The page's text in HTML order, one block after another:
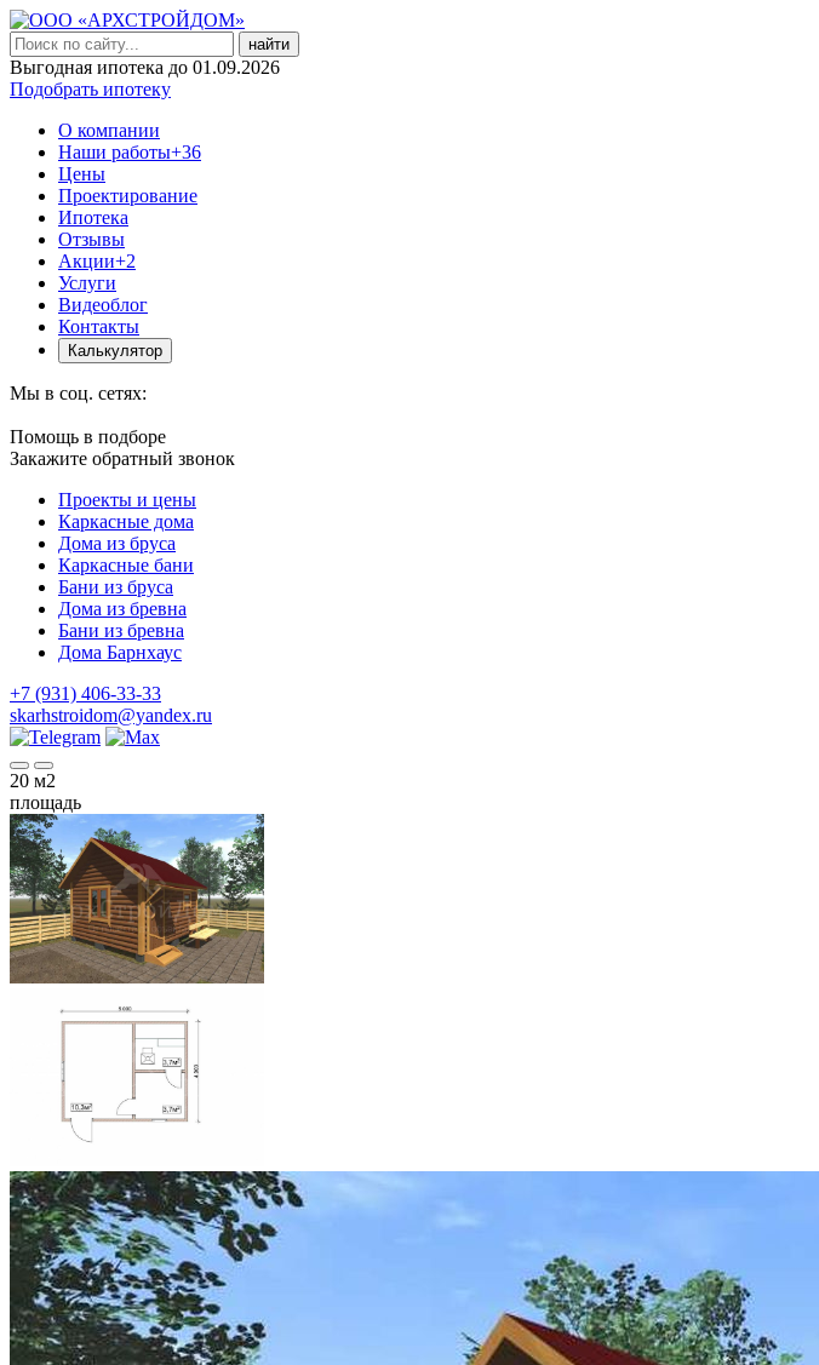
найти
Выгодная ипотека до 01.09.2026
Подобрать ипотеку
О компании
Наши работы+36
Цены
Проектирование
Ипотека
Отзывы
Акции+2
Услуги
Видеоблог
Контакты
Калькулятор
Мы в соц. сетях:
Помощь в подборе
Закажите обратный звонок
Проекты и цены
Каркасные дома
Дома из бруса
Каркасные бани
Бани из бруса
Дома из бревна
Бани из бревна
Дома Барнхаус
+7 (931) 406-33-33
skarhstroidom@yandex.ru
20 м2
площадь